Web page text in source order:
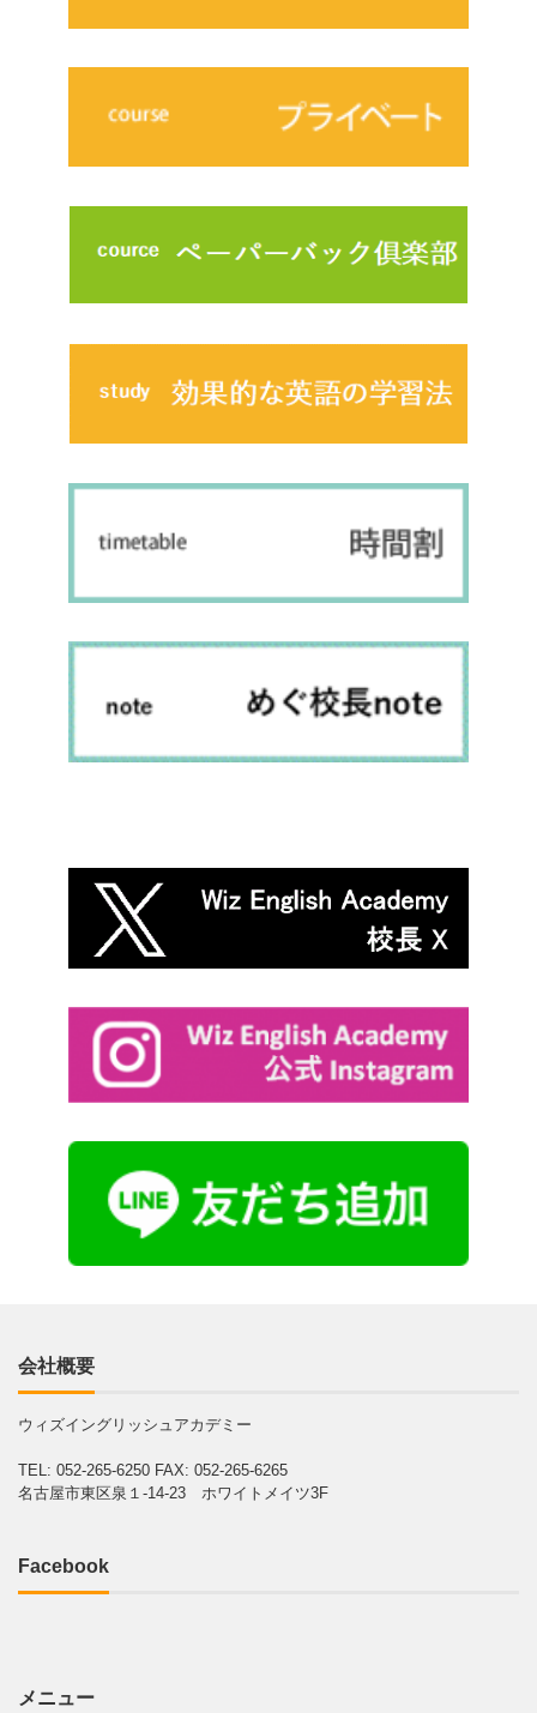
会社概要
ウィズイングリッシュアカデミー
TEL: 052-265-6250 FAX: 052-265-6265
名古屋市東区泉１-14-23 ホワイトメイツ3F
Facebook
メニュー